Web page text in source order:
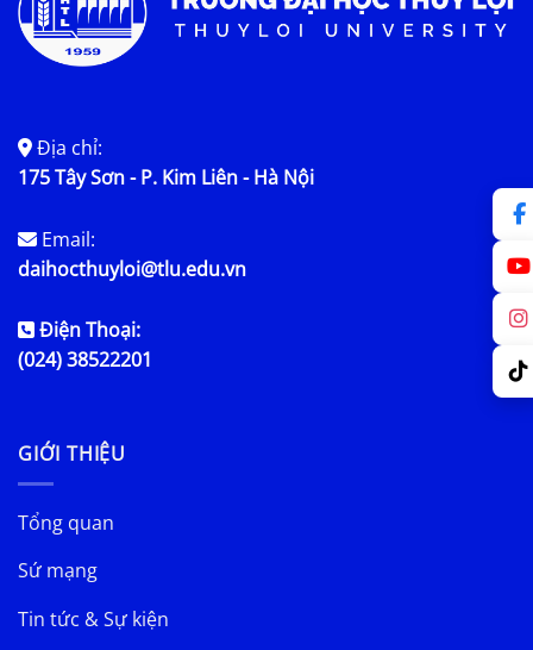
Địa chỉ:
175 Tây Sơn - P. Kim Liên - Hà Nội
Email:
daihocthuyloi@tlu.edu.vn
Điện Thoại:
(024) 38522201
GIỚI THIỆU
Tổng quan
Sứ mạng
Tin tức & Sự kiện